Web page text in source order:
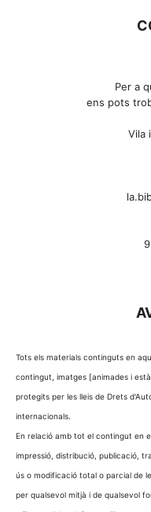
Per a
ens pots
Vila
Tots els materials continguts en
contingut, imatges [animades i
protegits per les lleis de Drets
internacionals.
En relació amb tot el contingut en
impressió, distribució, publicació,
ús o modificació total o parcial de
per qualsevol mitjà i de qualsevol